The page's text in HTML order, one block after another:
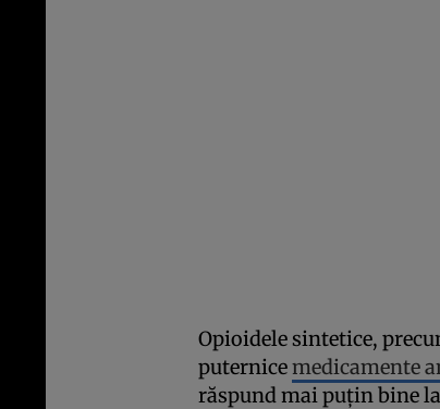
Opioidele sintetice,
puternicemedicamente
răspund mai puțin bine